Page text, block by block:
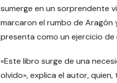
sumerge en un sorprendente
marcaron el rumbo de Aragón
presenta como un ejercicio
«Este libro surge de una
olvido», explica el autor,